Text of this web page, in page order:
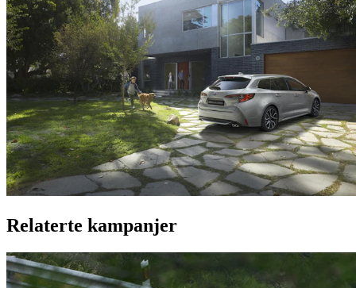
Relaterte kampanjer